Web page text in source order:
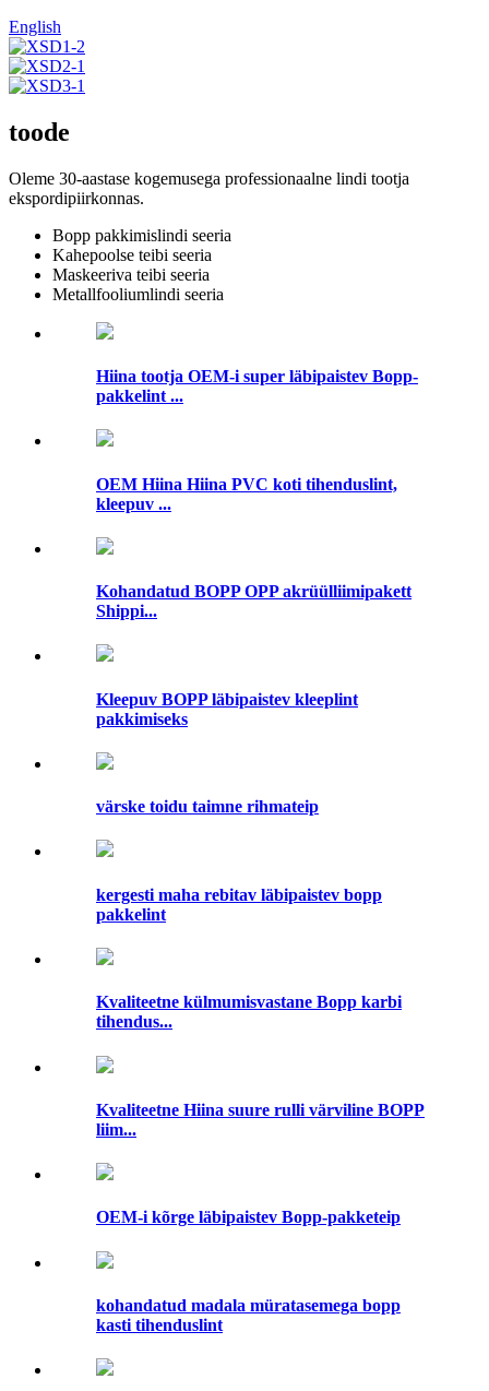
English
toode
Oleme 30-aastase kogemusega professionaalne lindi tootja
ekspordipiirkonnas.
Bopp pakkimislindi seeria
Kahepoolse teibi seeria
Maskeeriva teibi seeria
Metallfooliumlindi seeria
Hiina tootja OEM-i super läbipaistev Bopp-
pakkelint ...
OEM Hiina Hiina PVC koti tihenduslint,
kleepuv ...
Kohandatud BOPP OPP akrüülliimipakett
Shippi...
Kleepuv BOPP läbipaistev kleeplint
pakkimiseks
värske toidu taimne rihmateip
kergesti maha rebitav läbipaistev bopp
pakkelint
Kvaliteetne külmumisvastane Bopp karbi
tihendus...
Kvaliteetne Hiina suure rulli värviline BOPP
liim...
OEM-i kõrge läbipaistev Bopp-pakketeip
kohandatud madala müratasemega bopp
kasti tihenduslint